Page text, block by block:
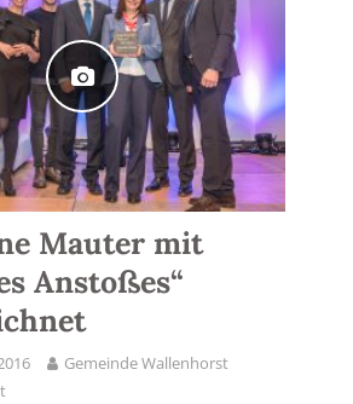
Mauter mit
Anstoßes“
Gemeinde Wallenhorst